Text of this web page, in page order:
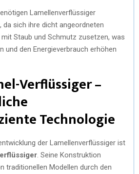
Lamellenverflüssiger
da sich ihre dicht angeordneten
Staub und Schmutz zusetzen, was
und den Energieverbrauch erhöhen
Verflüssiger –
Technologie
der Lamellenverflüssiger ist
. Seine Konstruktion
traditionellen Modellen durch den